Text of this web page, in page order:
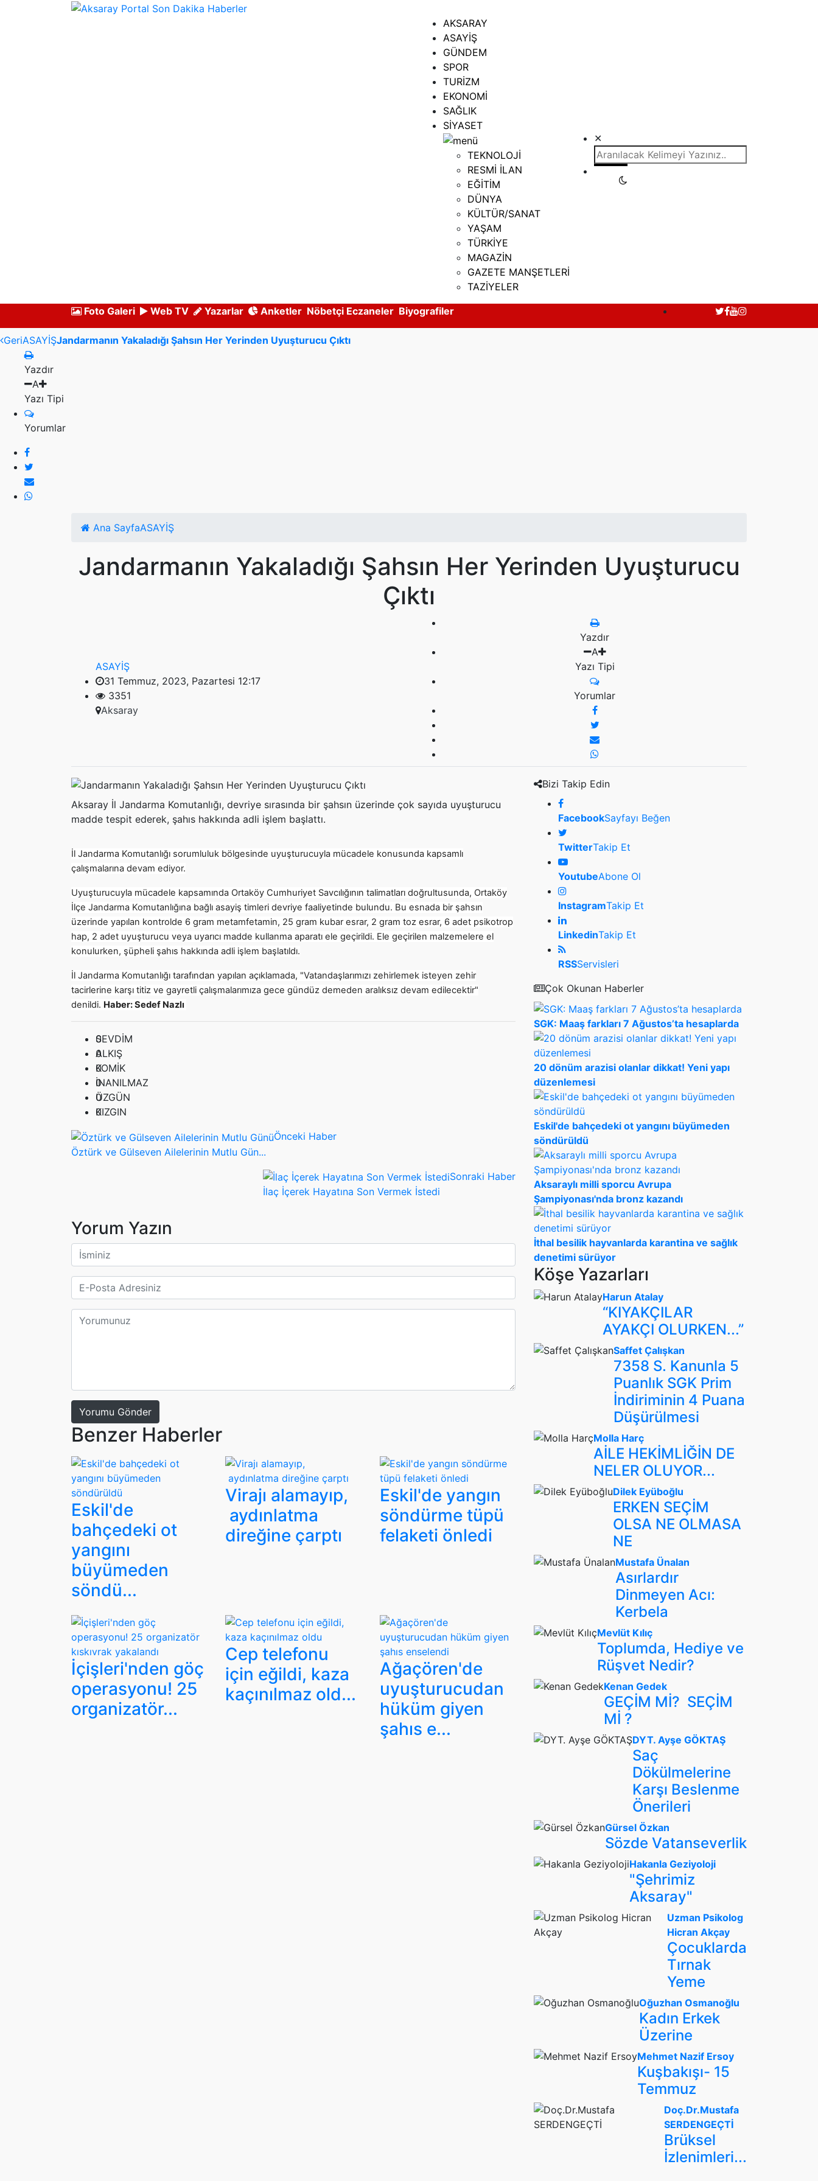
✕
AKSARAY
ASAYİŞ
GÜNDEM
SPOR
TURİZM
EKONOMİ
SAĞLIK
SİYASET
TEKNOLOJİ
RESMİ İLAN
EĞİTİM
DÜNYA
KÜLTÜR/SANAT
YAŞAM
TÜRKİYE
MAGAZİN
GAZETE MANŞETLERİ
TAZİYELER
Foto Galeri
Web TV Yazarlar Anketler Nöbetçi Eczaneler Biyografiler
GeriASAYİŞJandarmanın Yakaladığı Şahsın Her Yerinden Uyuşturucu Çıktı
Yazdır
A
Yazı Tipi
Yorumlar
Ana SayfaASAYİŞ
Jandarmanın Yakaladığı Şahsın Her Yerinden Uyuşturucu
Çıktı
ASAYİŞ
31 Temmuz, 2023, Pazartesi 12:17
3351
Aksaray
Yazdır
A
Yazı Tipi
Yorumlar
Aksaray İl Jandarma Komutanlığı, devriye sırasında bir şahsın üzerinde çok sayıda uyuşturucu
madde tespit ederek, şahıs hakkında adli işlem başlattı.
İl Jandarma Komutanlığı sorumluluk bölgesinde uyuşturucuyla mücadele konusunda kapsamlı
çalışmalarına devam ediyor.
Uyuşturucuyla mücadele kapsamında Ortaköy Cumhuriyet Savcılığının talimatları doğrultusunda, Ortaköy
İlçe Jandarma Komutanlığına bağlı asayiş timleri devriye faaliyetinde bulundu. Bu esnada bir şahsın
üzerinde yapılan kontrolde 6 gram metamfetamin, 25 gram kubar esrar, 2 gram toz esrar, 6 adet psikotrop
hap, 2 adet uyuşturucu veya uyarıcı madde kullanma aparatı ele geçirildi. Ele geçirilen malzemelere el
konulurken, şüpheli şahıs hakkında adli işlem başlatıldı.
İl Jandarma Komutanlığı tarafından yapılan açıklamada, "Vatandaşlarımızı zehirlemek isteyen zehir
tacirlerine karşı titiz ve gayretli çalışmalarımıza gece gündüz demeden aralıksız devam edilecektir"
denildi. Haber: Sedef Nazlı
0
SEVDİM
0
ALKIŞ
0
KOMİK
0
İNANILMAZ
0
ÜZGÜN
0
KIZGIN
Önceki Haber
Öztürk ve Gülseven Ailelerinin Mutlu Gün...
Sonraki Haber
İlaç İçerek Hayatına Son Vermek İstedi
Yorum Yazın
Yorumu Gönder
Benzer Haberler
Eskil'de
bahçedeki ot
yangını
büyümeden
söndü...
Virajı alamayıp,
aydınlatma
direğine çarptı
Eskil'de yangın
söndürme tüpü
felaketi önledi
İçişleri'nden göç
operasyonu! 25
organizatör...
Cep telefonu
için eğildi, kaza
kaçınılmaz old...
Ağaçören'de
uyuşturucudan
hüküm giyen
şahıs e...
Bizi Takip Edin
FacebookSayfayı Beğen
TwitterTakip Et
YoutubeAbone Ol
InstagramTakip Et
LinkedinTakip Et
RSSServisleri
Çok Okunan Haberler
SGK: Maaş farkları 7 Ağustos’ta hesaplarda
20 dönüm arazisi olanlar dikkat! Yeni yapı
düzenlemesi
Eskil'de bahçedeki ot yangını büyümeden
söndürüldü
Aksaraylı milli sporcu Avrupa
Şampiyonası'nda bronz kazandı
İthal besilik hayvanlarda karantina ve sağlık
denetimi sürüyor
Köşe Yazarları
Harun Atalay
“KIYAKÇILAR
AYAKÇI OLURKEN...”
Saffet Çalışkan
7358 S. Kanunla 5
Puanlık SGK Prim
İndiriminin 4 Puana
Düşürülmesi
Molla Harç
AİLE HEKİMLİĞİN DE
NELER OLUYOR...
Dilek Eyüboğlu
ERKEN SEÇİM
OLSA NE OLMASA
NE
Mustafa Ünalan
Asırlardır
Dinmeyen Acı:
Kerbela
Mevlüt Kılıç
Toplumda, Hediye ve
Rüşvet Nedir?
Kenan Gedek
GEÇİM Mİ? SEÇİM
Mİ ?
DYT. Ayşe GÖKTAŞ
Saç
Dökülmelerine
Karşı Beslenme
Önerileri
Gürsel Özkan
Sözde Vatanseverlik
Hakanla Geziyoloji
"Şehrimiz
Aksaray"
Uzman Psikolog
Hicran Akçay
Çocuklarda
Tırnak
Yeme
Oğuzhan Osmanoğlu
Kadın Erkek
Üzerine
Mehmet Nazif Ersoy
Kuşbakışı- 15
Temmuz
Doç.Dr.Mustafa
SERDENGEÇTİ
Brüksel
İzlenimleri...